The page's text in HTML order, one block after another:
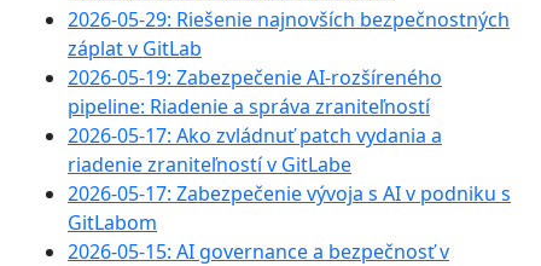
2026-05-29: Riešenie najnovších bezpečnostných
záplat v GitLab
2026-05-19: Zabezpečenie AI-rozšíreného
pipeline: Riadenie a správa zraniteľností
2026-05-17: Ako zvládnuť patch vydania a
riadenie zraniteľností v GitLabe
2026-05-17: Zabezpečenie vývoja s AI v podniku s
GitLabom
2026-05-15: AI governance a bezpečnosť v